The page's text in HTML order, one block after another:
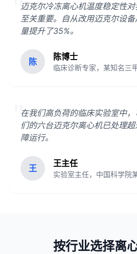
迈克尔冷冻离心机温度稳定性
至关重要。自从改用迈克尔设
量提升了35%。
陈 陈博士
临床诊断专家，某知名三
"
在我们高负荷的临床实验室中
们的六台迈克尔离心机已处理
障运行。
王 王主任
实验室主任，中国科学院
按行业选择离